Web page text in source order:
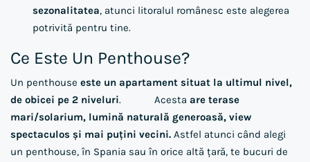
sezonalitatea, atunci litoralul românesc este alegerea
potrivită pentru tine.
Ce Este Un Penthouse?
Un penthouse este un apartament situat la ultimul nivel,
de obicei pe 2 niveluri. Acesta are terase
mari/solarium, lumină naturală generoasă, view
spectaculos și mai puțini vecini. Astfel atunci când alegi
un penthouse, în Spania sau în orice altă țară, te bucuri de